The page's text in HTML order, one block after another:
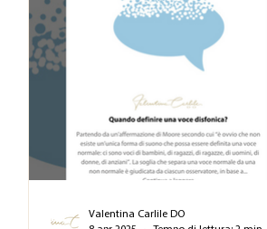
Valentina Carlile DO